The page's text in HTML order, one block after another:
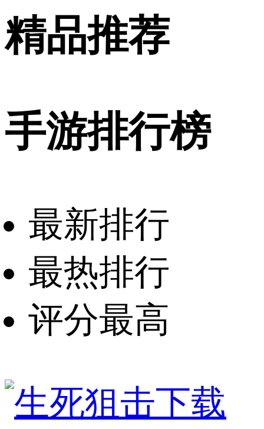
精品推荐
手游排行榜
最新排行
最热排行
评分最高